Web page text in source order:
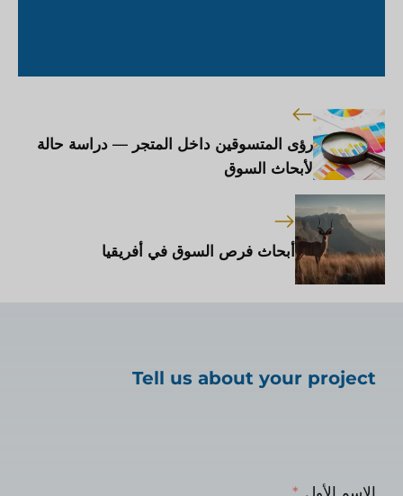
رؤى المتسوقين داخل المتجر — دراسة حالة
لأبحاث السوق
أبحاث فرص السوق في أفريقيا
Tell us about your project